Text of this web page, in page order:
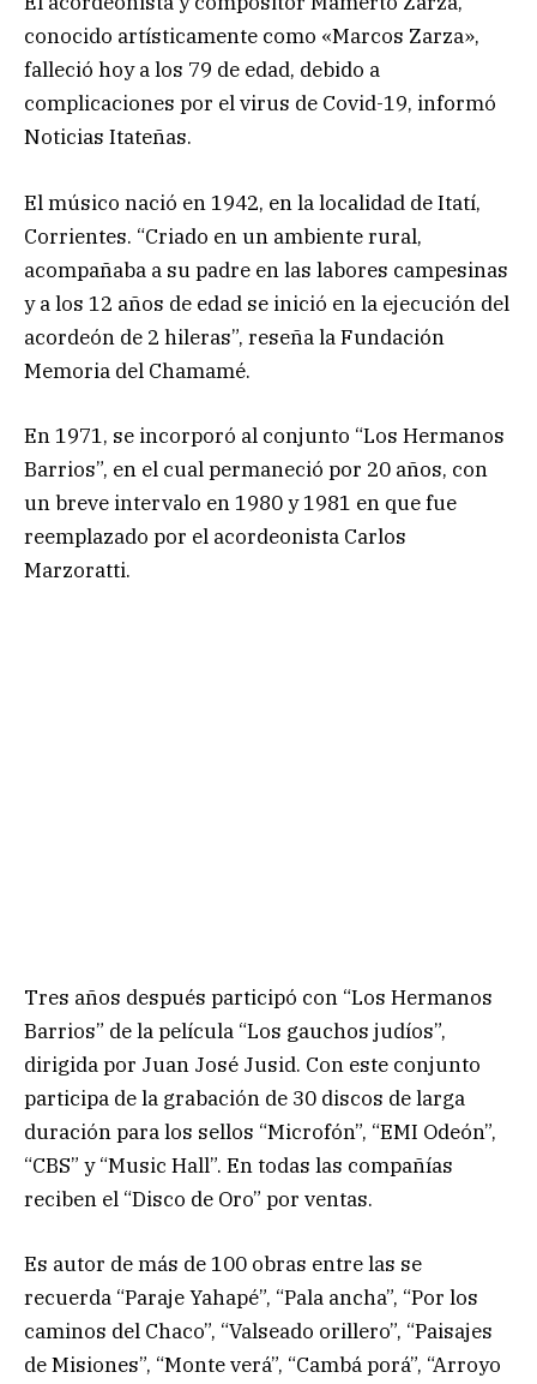
conocido artísticamente como «Marcos Zarza»,
falleció hoy a los 79 de edad, debido a
complicaciones por el virus de Covid-19, informó
Noticias Itateñas.
El músico nació en 1942, en la localidad de Itatí,
Corrientes. “Criado en un ambiente rural,
acompañaba a su padre en las labores campesinas
y a los 12 años de edad se inició en la ejecución del
acordeón de 2 hileras”, reseña la Fundación
Memoria del Chamamé.
En 1971, se incorporó al conjunto “Los Hermanos
Barrios”, en el cual permaneció por 20 años, con
un breve intervalo en 1980 y 1981 en que fue
reemplazado por el acordeonista Carlos
Marzoratti.
Tres años después participó con “Los Hermanos
Barrios” de la película “Los gauchos judíos”,
dirigida por Juan José Jusid. Con este conjunto
participa de la grabación de 30 discos de larga
duración para los sellos “Microfón”, “EMI Odeón”,
“CBS” y “Music Hall”. En todas las compañías
reciben el “Disco de Oro” por ventas.
Es autor de más de 100 obras entre las se
recuerda “Paraje Yahapé”, “Pala ancha”, “Por los
caminos del Chaco”, “Valseado orillero”, “Paisajes
de Misiones”, “Monte verá”, “Cambá porá”, “Arroyo